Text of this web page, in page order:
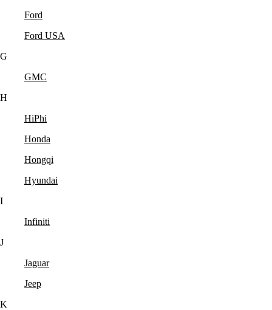
Ford
Ford USA
G
GMC
H
HiPhi
Honda
Hongqi
Hyundai
I
Infiniti
J
Jaguar
Jeep
K